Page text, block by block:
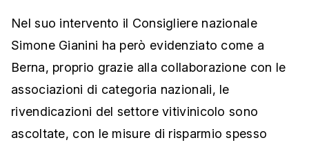
Nel suo intervento il Consigliere nazionale
Simone Gianini ha però evidenziato come a
Berna, proprio grazie alla collaborazione con le
associazioni di categoria nazionali, le
rivendicazioni del settore vitivinicolo sono
ascoltate, con le misure di risparmio spesso